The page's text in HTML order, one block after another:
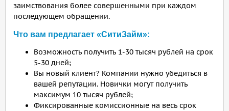
заимствования более совершенными при каждом
последующем обращении.
Что вам предлагает «СитиЗайм»:
Возможность получить 1-30 тысяч рублей на срок
5-30 дней;
Вы новый клиент? Компании нужно убедиться в
вашей репутации. Новички могут получить
максимум 10 тысяч рублей;
Фиксированные комиссионные на весь срок